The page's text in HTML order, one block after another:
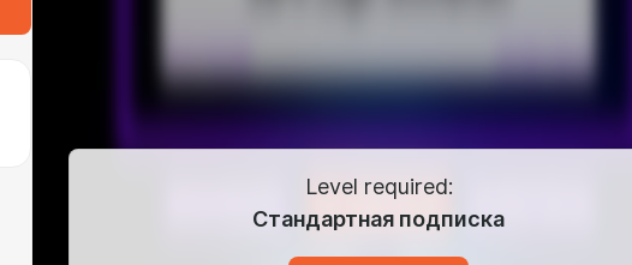
Level required:
Стандартная подписка